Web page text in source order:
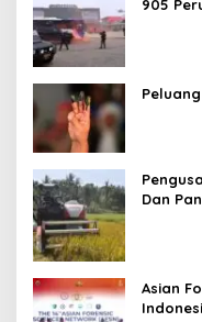
905
Dan
Asian